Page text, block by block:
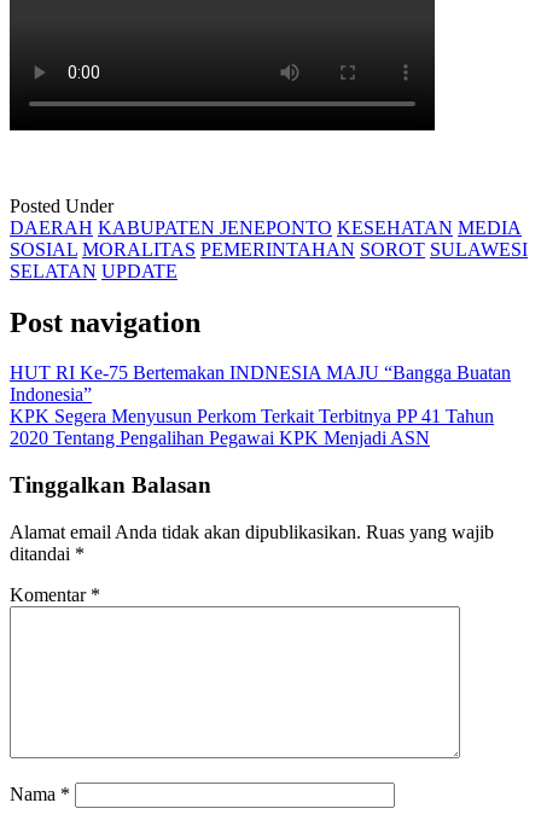
Posted Under
DAERAH KABUPATEN JENEPONTO KESEHATAN MEDIA
SOSIAL MORALITAS PEMERINTAHAN SOROT SULAWESI
SELATAN UPDATE
Post navigation
HUT RI Ke-75 Bertemakan INDNESIA MAJU “Bangga Buatan
Indonesia”
KPK Segera Menyusun Perkom Terkait Terbitnya PP 41 Tahun
2020 Tentang Pengalihan Pegawai KPK Menjadi ASN
Tinggalkan Balasan
Alamat email Anda tidak akan dipublikasikan. Ruas yang wajib
ditandai *
Komentar *
Nama *